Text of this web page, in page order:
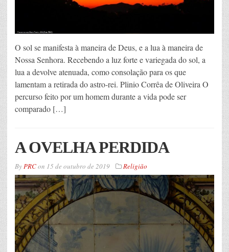
O sol se manifesta à maneira de Deus, e a lua à maneira de
Nossa Senhora. Recebendo a luz forte e variegada do sol, a
lua a devolve atenuada, como consolação para os que
lamentam a retirada do astro-rei. Plinio Corrêa de Oliveira O
percurso feito por um homem durante a vida pode ser
comparado […]
A OVELHA PERDIDA
ByPRCon 15 de outubro de 2019 Religião